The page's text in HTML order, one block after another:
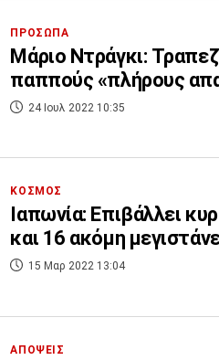
ΠΡΟΣΩΠΑ
Μάριο Ντράγκι:
παππούς «πλήρους
24 Ιουλ 2022 10:35
ΚΟΣΜΟΣ
Ιαπωνία: Επιβάλλει
και 16 ακόμη
15 Μαρ 2022 13:04
ΑΠΟΨΕΙΣ